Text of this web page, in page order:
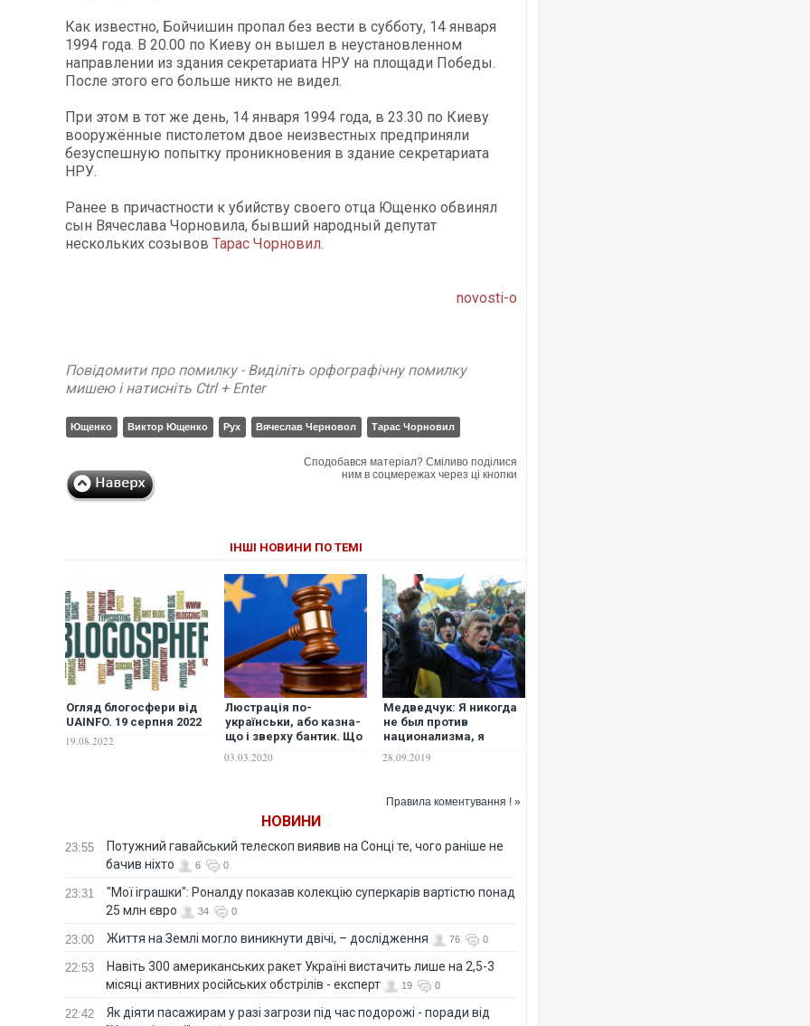
Как известно, Бойчишин пропал без вести в субботу, 14 января
1994 года. В 20.00 по Киеву он вышел в неустановленном
направлении из здания секретариата НРУ на площади Победы.
После этого его больше никто не видел.
При этом в тот же день, 14 января 1994 года, в 23.30 по Киеву
вооружённые пистолетом двое неизвестных предприняли
безуспешную попытку проникновения в здание секретариата
НРУ.
Ранее в причастности к убийству своего отца Ющенко обвинял
сын Вячеслава Чорновила, бывший народный депутат
нескольких созывов Тарас Чорновил.
novosti-o
Повідомити про помилку - Виділіть орфографічну помилку
мишею і натисніть Ctrl + Enter
Ющенко Виктор Ющенко Рух Вячеслав Черновол Тарас Чорновил
Сподобався матеріал? Сміливо поділися
ним в соцмережах через ці кнопки
ІНШІ НОВИНИ ПО ТЕМІ
Огляд блогосфери від
UAINFO. 19 серпня 2022
19.08.2022
Люстрація по-
українськи, або казна-
що і зверху бантик. Що
люстраційним законом
03.03.2020
Медведчук: Я никогда
не был против
национализма, я
национализма
28.09.2019
Правила коментування ! »
НОВИНИ
23:55
Потужний гавайський телескоп виявив на Сонці те, чого раніше не
бачив ніхто
6 0
23:31
"Мої іграшки": Роналду показав колекцію суперкарів вартістю понад
25 млн євро
34 0
23:00 Життя на Землі могло виникнути двічі, – дослідження 76 0
22:53
Навіть 300 американських ракет Україні вистачить лише на 2,5-3
місяці активних російських обстрілів - експерт
19 0
22:42
Як діяти пасажирам у разі загрози під час подорожі - поради від